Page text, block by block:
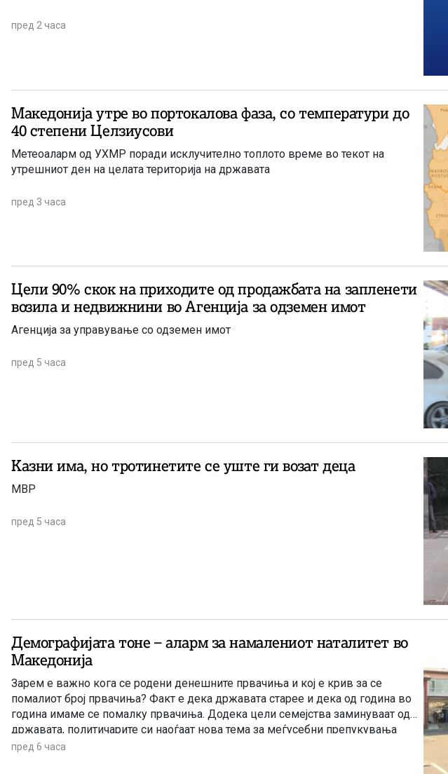
пред 2 часа
Македонија утре во портокалова фаза, со температури до
40 степени Целзиусови
Метеоаларм од УХМР поради исклучително топлото време во текот на
утрешниот ден на целата територија на државата
пред 3 часа
Цели 90% скок на приходите од продажбата на запленети
возила и недвижнини во Агенција за одземен имот
Агенција за управување со одземен имот
пред 5 часа
Казни има, но тротинетите се уште ги возат деца
МВР
пред 5 часа
Демографијата тоне – аларм за намалениот наталитет во
Македонија
Зарем е важно кога се родени денешните првачиња и кој е крив за се
помалиот број првачиња? Факт е дека државата старее и дека од година во
година имаме се помалку првачиња. Додека цели семејства заминуваат од
државата, политичарите си наоѓаат нова тема за меѓусебни препукувања
наместо да донесат итни мерки за да се спречи одливот на млади.
пред 6 часа